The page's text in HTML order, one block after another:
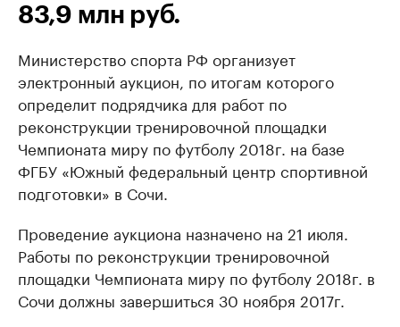
83,9 млн руб.
Министерство спорта РФ организует
электронный аукцион, по итогам которого
определит подрядчика для работ по
реконструкции тренировочной площадки
Чемпионата миру по футболу 2018г. на базе
ФГБУ «Южный федеральный центр спортивной
подготовки» в Сочи.
Проведение аукциона назначено на 21 июля.
Работы по реконструкции тренировочной
площадки Чемпионата миру по футболу 2018г. в
Сочи должны завершиться 30 ноября 2017г.